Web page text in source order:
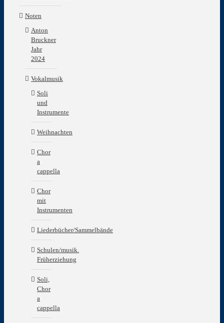
Noten
Anton
Bruckner
Jahr
2024
Vokalmusik
Soli
und
Instrumente
Weihnachten
Chor
a
cappella
Chor
mit
Instrumenten
Liederbücher/Sammelbände
Schulen/musik.
Früherziehung
Soli,
Chor
a
cappella